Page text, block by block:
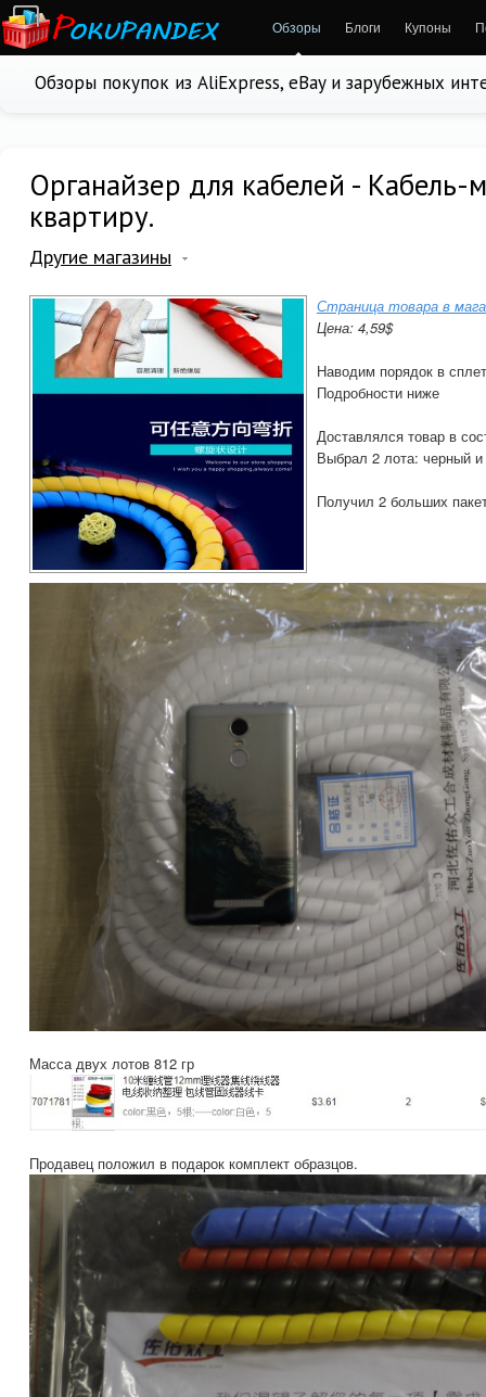
Обзоры Блоги Купоны
Обзоры покупок из AliExpress, eBay и зарубежных
Органайзер для кабелей -
квартиру.
Другие магазины
Страница товара в
Цена: 4,59$
Наводим порядок в
Подробности ниже
Доставлялся товар в
Выбрал 2 лота: черный
Получил 2 больших
Масса двух лотов 812 гр
Продавец положил в подарок комплект образцов.